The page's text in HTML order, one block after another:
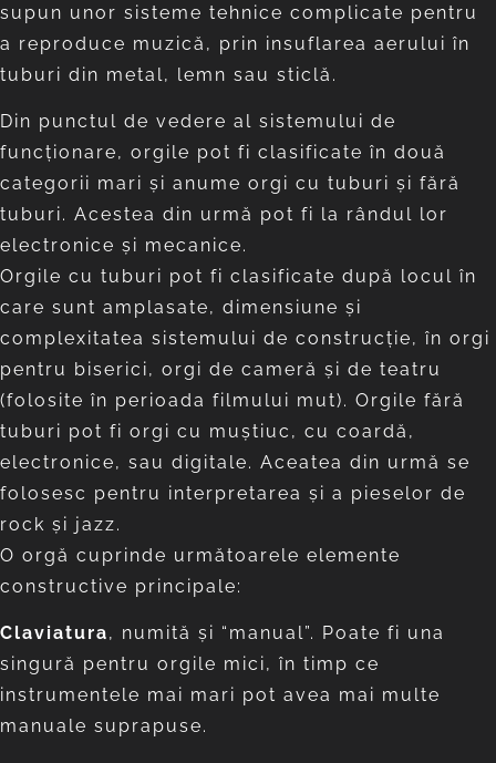
supun unor sisteme tehnice complicate pentru
a reproduce muzică, prin insuflarea aerului în
tuburi din metal, lemn sau sticlă.
Din punctul de vedere al sistemului de
funcţionare, orgile pot fi clasificate în două
categorii mari şi anume orgi cu tuburi şi fără
tuburi. Acestea din urmă pot fi la rândul lor
electronice şi mecanice.
Orgile cu tuburi pot fi clasificate după locul în
care sunt amplasate, dimensiune şi
complexitatea sistemului de construcţie, în orgi
pentru biserici, orgi de cameră şi de teatru
(folosite în perioada filmului mut). Orgile fără
tuburi pot fi orgi cu muştiuc, cu coardă,
electronice, sau digitale. Aceatea din urmă se
folosesc pentru interpretarea şi a pieselor de
rock şi jazz.
O orgă cuprinde următoarele elemente
constructive principale:
Claviatura, numită și “manual”. Poate fi una
singură pentru orgile mici, în timp ce
instrumentele mai mari pot avea mai multe
manuale suprapuse.